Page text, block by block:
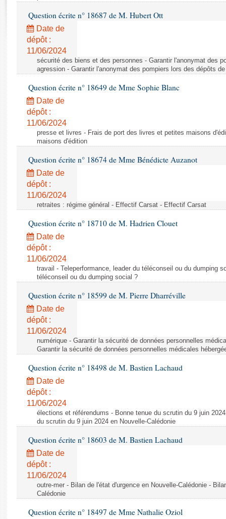
Rapports d'enquête
Rapports législatifs
Rapports sur l'application des lois
Baromètre de l’application des lois
Dossiers législatifs
Questions écrites et orales
Comptes rendus des débats
Question écrite n° 18687 de M. Hubert Ott
Date de
dépôt :
11/06/2024
sécurité des biens et des personnes - Garantir l'anonymat des
agression - Garantir l'anonymat des pompiers lors des dépôts
Question écrite n° 18649 de Mme Sophie Blanc
Date de
dépôt :
11/06/2024
presse et livres - Frais de port des livres et petites maisons
maisons d'édition
Question écrite n° 18674 de Mme Bénédicte Auzanot
Date de
dépôt :
11/06/2024
retraites : régime général - Effectif Carsat - Effectif Carsat
Question écrite n° 18710 de M. Hadrien Clouet
Date de
dépôt :
11/06/2024
travail - Teleperformance, leader du téléconseil ou du dumping
téléconseil ou du dumping social ?
Question écrite n° 18599 de M. Pierre Dharréville
Date de
dépôt :
11/06/2024
numérique - Garantir la sécurité de données personnelles
Garantir la sécurité de données personnelles médicales
Question écrite n° 18498 de M. Bastien Lachaud
Date de
dépôt :
11/06/2024
élections et référendums - Bonne tenue du scrutin du 9 juin
du scrutin du 9 juin 2024 en Nouvelle-Calédonie
Question écrite n° 18603 de M. Bastien Lachaud
Date de
dépôt :
11/06/2024
outre-mer - Bilan de l'état d'urgence en Nouvelle-Calédonie -
Calédonie
Question écrite n° 18497 de Mme Nathalie Oziol